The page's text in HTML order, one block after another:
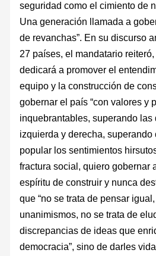
seguridad como el cimiento de
Una generación llamada a
de revanchas”. En su discurso
27 países, el mandatario
dedicará a promover el
equipo y la construcción de
gobernar el país “con valores y
inquebrantables, superando las
izquierda y derecha,
popular los sentimientos
fractura social, quiero gobernar
espíritu de construir y nunca
que “no se trata de pensar
unanimismos, no se trata de
discrepancias de ideas que
democracia”, sino de darles